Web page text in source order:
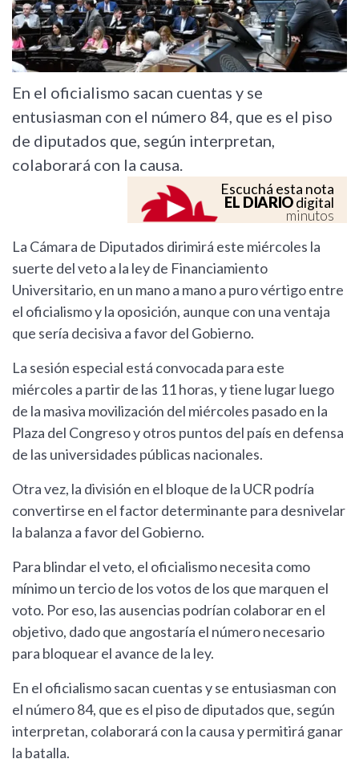
En el oficialismo sacan cuentas y se
entusiasman con el número 84, que es el piso
de diputados que, según interpretan,
colaborará con la causa.
Escuchá esta nota
EL DIARIOdigital
minutos
La Cámara de Diputados dirimirá este miércoles la
suerte del veto a la ley de Financiamiento
Universitario, en un mano a mano a puro vértigo entre
el oficialismo y la oposición, aunque con una ventaja
que sería decisiva a favor del Gobierno.
La sesión especial está convocada para este
miércoles a partir de las 11 horas, y tiene lugar luego
de la masiva movilización del miércoles pasado en la
Plaza del Congreso y otros puntos del país en defensa
de las universidades públicas nacionales.
Otra vez, la división en el bloque de la UCR podría
convertirse en el factor determinante para desnivelar
la balanza a favor del Gobierno.
Para blindar el veto, el oficialismo necesita como
mínimo un tercio de los votos de los que marquen el
voto. Por eso, las ausencias podrían colaborar en el
objetivo, dado que angostaría el número necesario
para bloquear el avance de la ley.
En el oficialismo sacan cuentas y se entusiasman con
el número 84, que es el piso de diputados que, según
interpretan, colaborará con la causa y permitirá ganar
la batalla.